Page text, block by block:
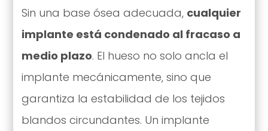
Sin una base ósea adecuada, cualquier
implante está condenado al fracaso a
medio plazo. El hueso no solo ancla el
implante mecánicamente, sino que
garantiza la estabilidad de los tejidos
blandos circundantes. Un implante